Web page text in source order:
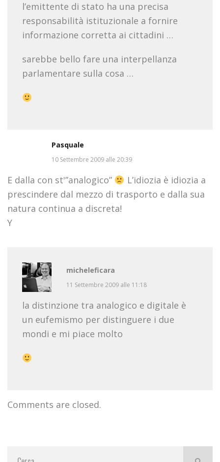
l’emittente di stato ha una precisa
responsabilità istituzionale a fornire
informazione corretta ai cittadini …
sarebbe bello fare una interpellanza
parlamentare sulla cosa …
Pasquale
10 Settembre 2009 alle 20:39
E dalla con st'”analogico”
L’idiozia è idiozia a
prescindere dal mezzo di trasporto e dalla sua
natura continua a discreta!
Y
micheleficara
11 Settembre 2009 alle 11:18
la distinzione tra analogico e digitale è
un eufemismo per distinguere i due
mondi e mi piace molto
Comments are closed.